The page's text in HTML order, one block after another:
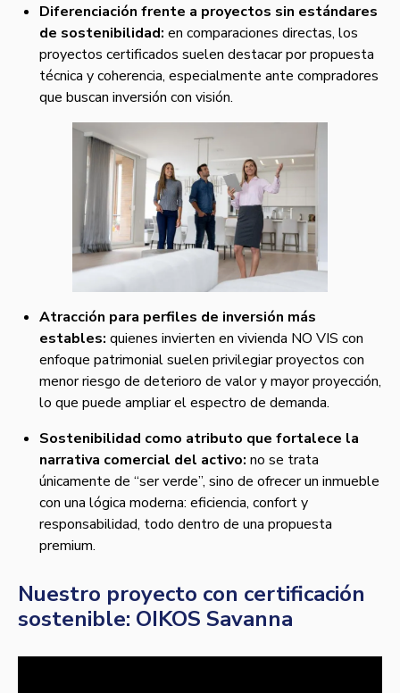
Diferenciación frente a proyectos sin estándares
de sostenibilidad: en comparaciones directas, los
proyectos certificados suelen destacar por propuesta
técnica y coherencia, especialmente ante compradores
que buscan inversión con visión.
Atracción para perfiles de inversión más
estables: quienes invierten en vivienda NO VIS con
enfoque patrimonial suelen privilegiar proyectos con
menor riesgo de deterioro de valor y mayor proyección,
lo que puede ampliar el espectro de demanda.
Sostenibilidad como atributo que fortalece la
narrativa comercial del activo: no se trata
únicamente de “ser verde”, sino de ofrecer un inmueble
con una lógica moderna: eficiencia, confort y
responsabilidad, todo dentro de una propuesta
premium.
Nuestro proyecto con certificación
sostenible: OIKOS Savanna